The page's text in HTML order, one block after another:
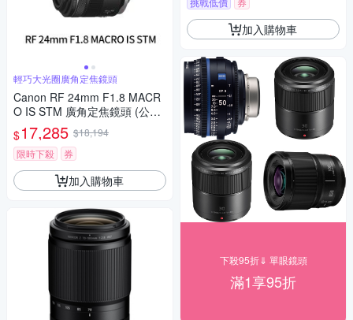
輕巧大光圈廣角定焦鏡頭
Canon RF 24mm F1.8 MACR
O IS STM 廣角定焦鏡頭 (公司
貨)
$17,285 $18,194
限時下殺
券
加入購物車
加入購物車
下殺95折⇓ 單眼鏡頭
滿1享95折